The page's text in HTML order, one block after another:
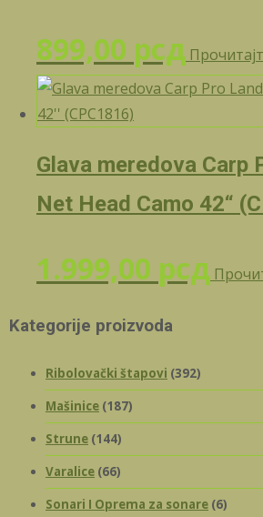
899,00 рсд
Glava meredova Carp
Net Head Camo 42“
1.999,00 рсд
Kategorije proizvoda
Ribolovački štapovi (392)
Mašinice (187)
Strune (144)
Varalice (66)
Sonari I Oprema za sonare (6)